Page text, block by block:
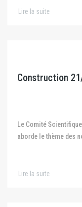
Lire la suite
Construction
Le Comité Scientifique Permanent a souhaité que l'AMRAE
aborde le thème des
Lire la suite